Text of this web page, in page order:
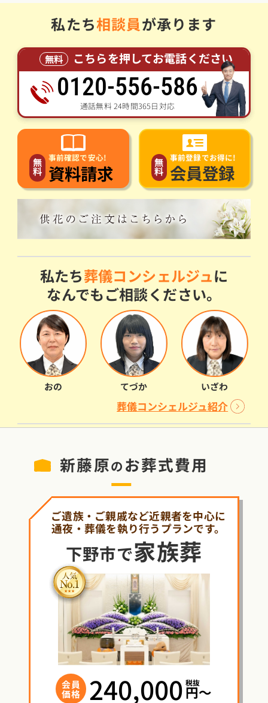
私たち相談員が承ります
無料 こちらを押してお電話ください
0120-556-586
通話無料 24時間365日対応
無
料
事前確認で安心!
資料請求 無
料
事前登録でお得に!
会員登録
おの てづか いざわ
私たち葬儀コンシェルジュに
なんでもご相談ください。
葬儀コンシェルジュ紹介
新藤原の お葬式費用
ご遺族・ご親戚など近親者を中心に
通夜・葬儀を執り行うプランです。
下野市で家族葬
会員
価格 240,000 税抜
円〜